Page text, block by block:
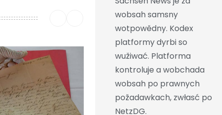
wobsah samsny
wotpowědny. Kodex
platformy dyrbi so
wužiwać. Platforma
kontroluje a wobchada
wobsah po prawnych
požadawkach, zwłasć po
NetzDG.